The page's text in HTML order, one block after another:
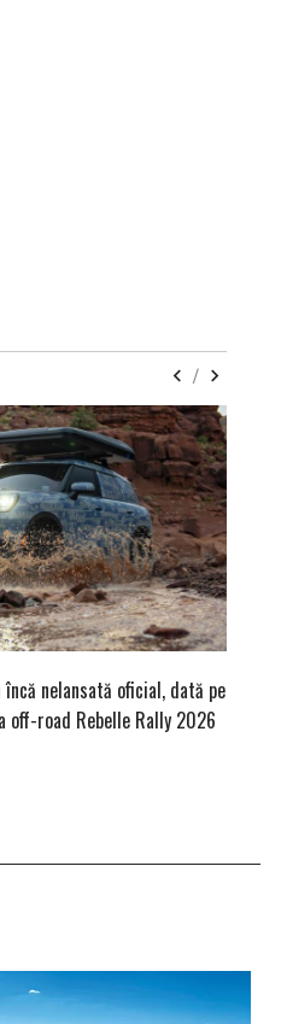
/
nelansată oficial, dată pe
road Rebelle Rally 2026